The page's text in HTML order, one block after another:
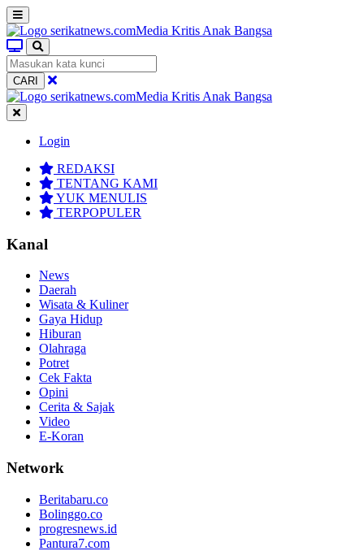
CARI
Login
REDAKSI
TENTANG KAMI
YUK MENULIS
TERPOPULER
Kanal
News
Daerah
Wisata & Kuliner
Gaya Hidup
Hiburan
Olahraga
Potret
Cek Fakta
Opini
Cerita & Sajak
Video
E-Koran
Network
Beritabaru.co
Bolinggo.co
progresnews.id
Pantura7.com